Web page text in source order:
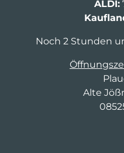
ALDI:
Noch 2 Stunden
Alte